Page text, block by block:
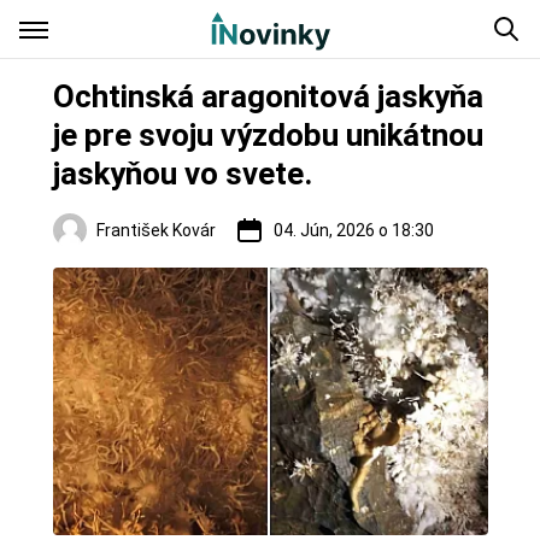
Ochtinská aragonitová jaskyňa
je pre svoju výzdobu unikátnou
jaskyňou vo svete.
František Kovár 04. Jún, 2026 o 18:30
Turistika